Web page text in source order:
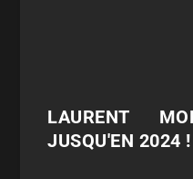
LAURENT
JUSQU'EN 2024 !